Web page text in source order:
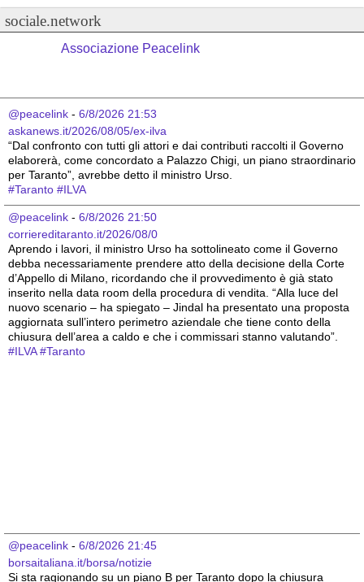
sociale.network
Associazione Peacelink
@peacelink - 6/8/2026 21:53
askanews.it/2026/08/05/ex-ilva
“Dal confronto con tutti gli attori e dai contributi raccolti il Governo
elaborerà, come concordato a Palazzo Chigi, un piano straordinario
per Taranto”, avrebbe detto il ministro Urso.
#Taranto #ILVA
@peacelink - 6/8/2026 21:50
corriereditaranto.it/2026/08/0
Aprendo i lavori, il ministro Urso ha sottolineato come il Governo
debba necessariamente prendere atto della decisione della Corte
d’Appello di Milano, ricordando che il provvedimento è già stato
inserito nella data room della procedura di vendita. “Alla luce del
nuovo scenario – ha spiegato – Jindal ha presentato una proposta
aggiornata sull’intero perimetro aziendale che tiene conto della
chiusura dell’area a caldo e che i commissari stanno valutando”.
#ILVA #Taranto
@peacelink - 6/8/2026 21:45
borsaitaliana.it/borsa/notizie
Si sta ragionando su un piano B per Taranto dopo la chiusura